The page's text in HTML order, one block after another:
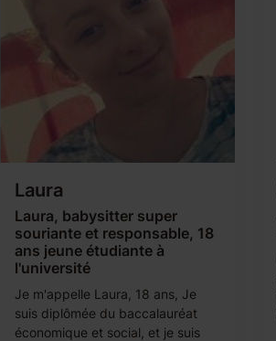
Laura
Laura, babysitter super
souriante et responsable, 18
ans jeune étudiante à
l'université
Je m'appelle Laura, 18 ans, Je
suis diplômée du baccalauréat
économique et social, et je suis